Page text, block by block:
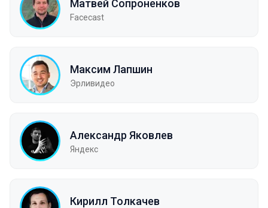
Матвей Сопроненков
Facecast
Максим Лапшин
Эрливидео
Александр Яковлев
Яндекс
Кирилл Толкачев